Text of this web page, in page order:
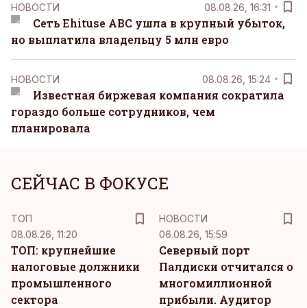
НОВОСТИ 08.08.26, 16:31
Сеть Ehituse ABC ушла в крупный убыток,
но выплатила владельцу 5 млн евро
НОВОСТИ 08.08.26, 15:24
Известная биржевая компания сократила
гораздо больше сотрудников, чем
планировала
СЕЙЧАС В ФОКУСЕ
ТОП
08.08.26, 11:20
ТОП: крупнейшие
налоговые должники
промышленного
сектора
НОВОСТИ
06.08.26, 15:59
Северный порт
Палдиски отчитался о
многомиллионной
прибыли. Аудитор